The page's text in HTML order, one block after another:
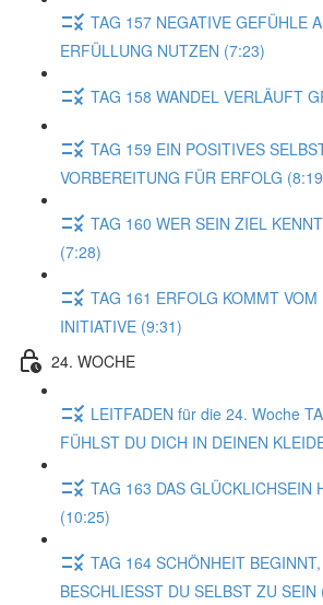
TAG 157 NEGATIVE GEFÜHLE
ERFÜLLUNG NUTZEN (7:23)
TAG 158 WANDEL VERLÄUFT
TAG 159 EIN POSITIVES
VORBEREITUNG FÜR ERFOLG
TAG 160 WER SEIN ZIEL
(7:28)
TAG 161 ERFOLG KOMMT
INITIATIVE (9:31)
24. WOCHE
LEITFADEN für die 24. Woche
FÜHLST DU DICH IN DEINEN
TAG 163 DAS GLÜCKLICHSEIN
(10:25)
TAG 164 SCHÖNHEIT
BESCHLIESST DU SELBST ZU SEIN